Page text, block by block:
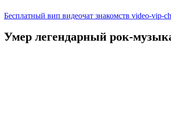
Бесплатный вип видеочат знакомств video-vip-
Умер легендарный рок-